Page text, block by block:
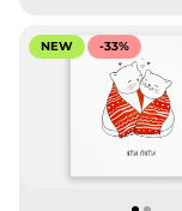
NEW -33%